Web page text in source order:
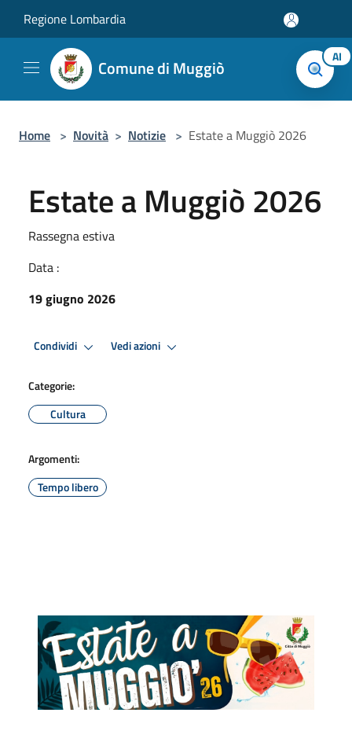
Regione Lombardia
Comune di Muggiò AI
Home > Novità > Notizie > Estate a Muggiò 2026
Estate a Muggiò 2026
Rassegna estiva
Data :
19 giugno 2026
Condividi Vedi azioni
Categorie:
Cultura
Argomenti:
Tempo libero